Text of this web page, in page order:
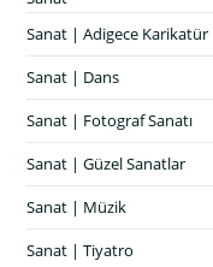
Sanat | Adigece Karikatür
Sanat | Dans
Sanat | Fotograf Sanatı
Sanat | Güzel Sanatlar
Sanat | Müzik
Sanat | Tiyatro